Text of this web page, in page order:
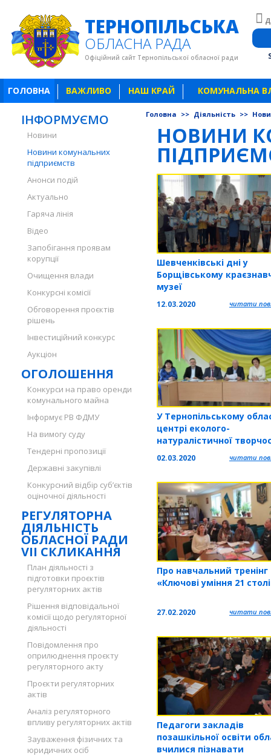
ТЕРНОПІЛЬСЬКА
ОБЛАСНА РАДА
Офіційний сайт Тернопільської обласної ради
ГОЛОВНА ВАЖЛИВО НАШ КРАЙ КОМУНАЛЬНА
ІНФОРМУЄМО
Новини
Новини комунальних
підприємств
Анонси подій
Актуально
Гаряча лінія
Відео
Запобігання проявам
корупції
Очищення влади
Конкурсні комісії
Обговорення проєктів
рішень
Інвестиційний конкурс
Аукціон
ОГОЛОШЕННЯ
Конкурси на право оренди
комунального майна
Інформує РВ ФДМУ
На вимогу суду
Тендерні пропозиції
Державні закупівлі
Конкурсний відбір суб’єктів
оціночної діяльності
РЕГУЛЯТОРНА
ДІЯЛЬНІСТЬ
ОБЛАСНОЇ РАДИ
VII СКЛИКАННЯ
План діяльності з
підготовки проєктів
регуляторних актів
Рішення відповідальної
комісії щодо регуляторної
діяльності
Повідомлення про
оприлюднення проєкту
регуляторного акту
Проєкти регуляторних
актів
Аналіз регуляторного
впливу регуляторних актів
Зауваження фізичних та
юридичних осіб
Головна >> Діяльність >>
НОВИНИ
Шевченківські дні у
Борщівському
музеї
12.03.2020 читати
У Тернопільському
центрі еколого-
натуралістичної
учнівської молоді
02.03.2020 читати
Про навчальний тренінг
«Ключові уміння 21
27.02.2020 читати
Педагоги закладів
позашкільної освіти
вчилися пізнавати